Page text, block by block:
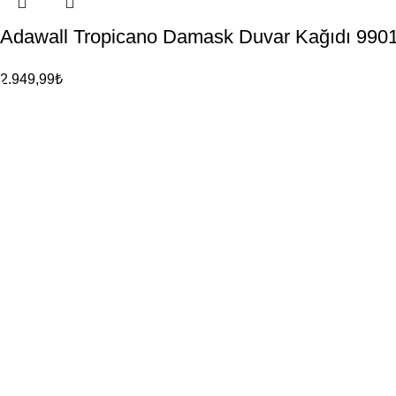
Adawall Tropicano Damask Duvar Kağıdı
2.949,99₺